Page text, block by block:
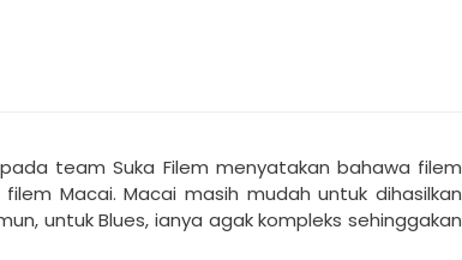
team Suka Filem menyatakan bahawa filem
Macai. Macai masih mudah untuk dihasilkan
untuk Blues, ianya agak kompleks sehinggakan